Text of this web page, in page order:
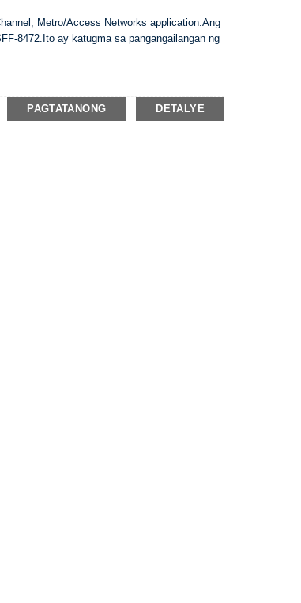
Metro/Access Networks application.Ang
8472.Ito ay katugma sa pangangailangan ng
PAGTATANONG DETALYE